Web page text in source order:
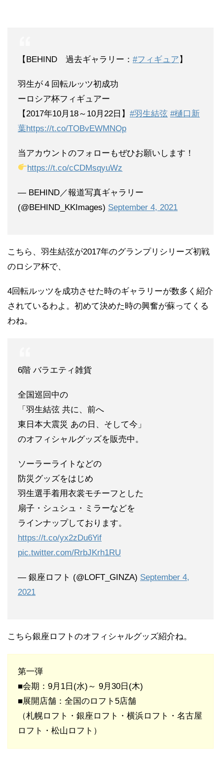
【BEHIND 過去ギャラリー： #フィギュア 】
羽生が４回転ルッツ初成功
ーロシア杯フィギュアー
【2017年10月18～10月22日】 #羽生結弦 #樋口新
葉https://t.co/TOBvEWMNOp
当アカウントのフォローもぜひお願いします！
https://t.co/cCDMsqyuWz
— BEHIND／報道写真ギャラリー
(@BEHIND_KKImages) September 4, 2021
こちら、羽生結弦が2017年のグランプリシリーズ初戦
のロシア杯で、
4回転ルッツを成功させた時のギャラリーが数多く紹介
されているわよ。初めて決めた時の興奮が蘇ってくる
わね。
6階 バラエティ雑貨
全国巡回中の
「羽生結弦 共に、前へ
東日本大震災 あの日、そして今」
のオフィシャルグッズを販売中。
ソーラーライトなどの
防災グッズをはじめ
羽生選手着用衣裳モチーフとした
扇子・シュシュ・ミラーなどを
ラインナップしております。
https://t.co/yx2zDu6Yif
pic.twitter.com/RrbJKrh1RU
— 銀座ロフト (@LOFT_GINZA) September 4,
2021
こちら銀座ロフトのオフィシャルグッズ紹介ね。
第一弾
■会期：9月1日(水)～ 9月30日(木)
■展開店舗：全国のロフト5店舗
（札幌ロフト・銀座ロフト・横浜ロフト・名古屋
ロフト・松山ロフト）